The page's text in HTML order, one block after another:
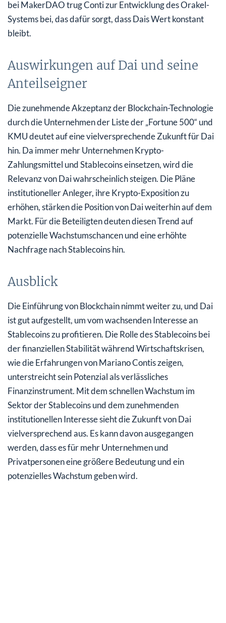
bei MakerDAO trug Conti zur Entwicklung des Orakel-
Systems bei, das dafür sorgt, dass Dais Wert konstant
bleibt.
Auswirkungen auf Dai und seine
Anteilseigner
Die zunehmende Akzeptanz der Blockchain-Technologie
durch die Unternehmen der Liste der „Fortune 500“ und
KMU deutet auf eine vielversprechende Zukunft für Dai
hin. Da immer mehr Unternehmen Krypto-
Zahlungsmittel und Stablecoins einsetzen, wird die
Relevanz von Dai wahrscheinlich steigen. Die Pläne
institutioneller Anleger, ihre Krypto-Exposition zu
erhöhen, stärken die Position von Dai weiterhin auf dem
Markt. Für die Beteiligten deuten diesen Trend auf
potenzielle Wachstumschancen und eine erhöhte
Nachfrage nach Stablecoins hin.
Ausblick
Die Einführung von Blockchain nimmt weiter zu, und Dai
ist gut aufgestellt, um vom wachsenden Interesse an
Stablecoins zu profitieren. Die Rolle des Stablecoins bei
der finanziellen Stabilität während Wirtschaftskrisen,
wie die Erfahrungen von Mariano Contis zeigen,
unterstreicht sein Potenzial als verlässliches
Finanzinstrument. Mit dem schnellen Wachstum im
Sektor der Stablecoins und dem zunehmenden
institutionellen Interesse sieht die Zukunft von Dai
vielversprechend aus. Es kann davon ausgegangen
werden, dass es für mehr Unternehmen und
Privatpersonen eine größere Bedeutung und ein
potenzielles Wachstum geben wird.